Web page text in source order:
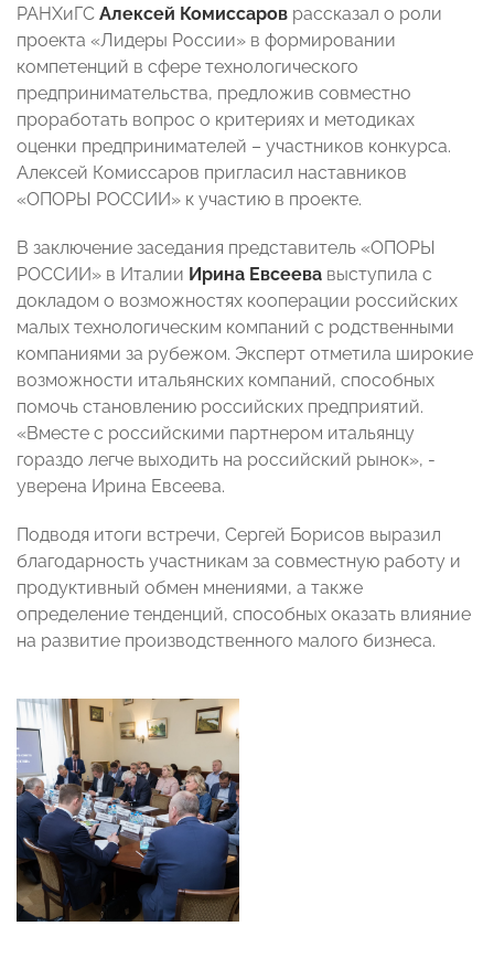
РАНХиГС Алексей Комиссаров рассказал о роли
проекта «Лидеры России» в формировании
компетенций в сфере технологического
предпринимательства, предложив совместно
проработать вопрос о критериях и методиках
оценки предпринимателей – участников конкурса.
Алексей Комиссаров пригласил наставников
«ОПОРЫ РОССИИ» к участию в проекте.
В заключение заседания представитель «ОПОРЫ
РОССИИ» в Италии Ирина Евсеева выступила с
докладом о возможностях кооперации российских
малых технологическим компаний с родственными
компаниями за рубежом. Эксперт отметила широкие
возможности итальянских компаний, способных
помочь становлению российских предприятий.
«Вместе с российскими партнером итальянцу
гораздо легче выходить на российский рынок», -
уверена Ирина Евсеева.
Подводя итоги встречи, Сергей Борисов выразил
благодарность участникам за совместную работу и
продуктивный обмен мнениями, а также
определение тенденций, способных оказать влияние
на развитие производственного малого бизнеса.